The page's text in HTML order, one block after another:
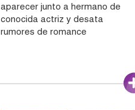
aparecer junto a hermano de
conocida actriz y desata
rumores de romance